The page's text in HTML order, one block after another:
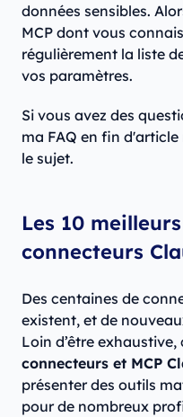
données sensibles.
MCP dont vous
régulièrement la liste
vos paramètres.
Si vous avez des
ma FAQ en fin
le sujet.
Les 10
connecteurs
Des centaines de
existent, et de
Loin d’être exhaustive,
connecteurs et MCP
présenter des outils
pour de nombreux